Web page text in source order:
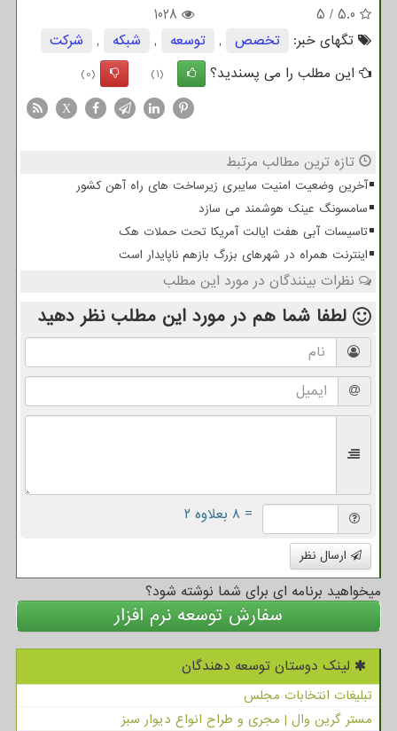
5.0
/
5
1028
تگهای خبر:
تخصص , توسعه , شبكه ,
شركت
این مطلب را می پسندید؟
(1)
(0)
X
تازه ترین مطالب مرتبط
آخرین وضعیت امنیت سایبری زیرساخت های راه آهن کشور
سامسونگ عینک هوشمند می سازد
تاسیسات آبی هفت ایالت آمریکا تحت حملات هک
اینترنت همراه در شهرهای بزرگ بازهم ناپایدار است
نظرات بینندگان در مورد این مطلب
لطفا شما هم در مورد این مطلب نظر دهید
= ۸ بعلاوه ۲
ارسال نظر
میخواهید برنامه ای برای شما نوشته شود؟
سفارش توسعه نرم افزار
لینک دوستان توسعه دهندگان
تبلیغات انتخابات مجلس
مستر گرین وال | مجری و طراح انواع دیوار سبز